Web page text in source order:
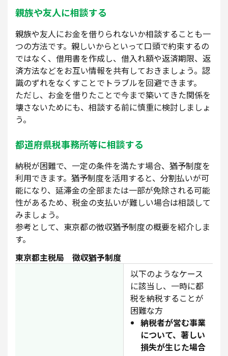
親族や友人に相談する
親族や友人にお金を借りられないか相談することも一
つの方法です。親しいからといって口頭で約束するの
ではなく、借用書を作成し、借入れ額や返済期限、返
済方法などをお互い情報を共有しておきましょう。認
識のずれをなくすことでトラブルを回避できます。
ただし、お金を借りたことで今まで築いてきた関係を
壊さないためにも、相談する前に慎重に検討しましょ
う。
都道府県税事務所等に相談する
納税が困難で、一定の条件を満たす場合、猶予制度を
利用できます。猶予制度を活用すると、分割払いが可
能になり、延滞金の全部または一部が免除される可能
性があるため、税金の支払いが難しい場合は相談して
みましょう。
参考として、東京都の徴収猶予制度の概要を紹介しま
す。
東京都主税局 徴収猶予制度
以下のようなケース
に該当し、一時に都
税を納税することが
困難な方
納税者が営む事業
について、著しい
損失が生じた場合